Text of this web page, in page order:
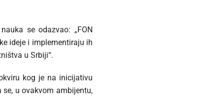
se odazvao: „FON
ideje i implementiraju ih
u Srbiji“.
kog je na inicijativu
u ovakvom ambijentu,